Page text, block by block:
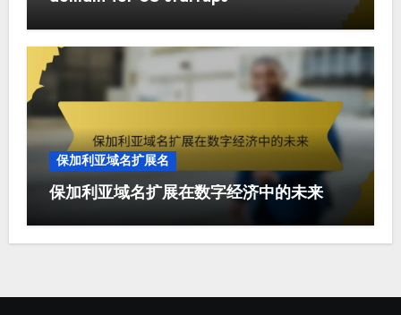
保加利亚域名扩展名
保加利亚域名扩展在数字经济中的未来